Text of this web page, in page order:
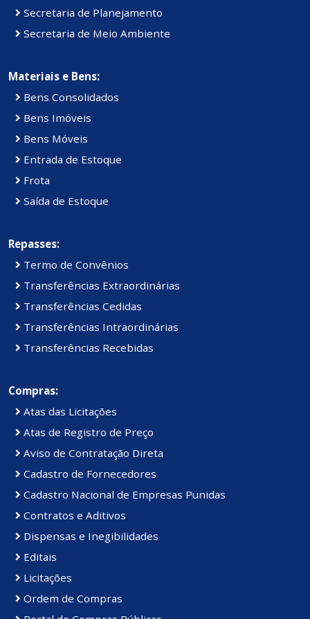
Secretaria de Planejamento
Secretaria de Meio Ambiente
Materiais e Bens:
Bens Consolidados
Bens Imóveis
Bens Móveis
Entrada de Estoque
Frota
Saída de Estoque
Repasses:
Termo de Convênios
Transferências Extraordinárias
Transferências Cedidas
Transferências Intraordinárias
Transferências Recebidas
Compras:
Atas das Licitações
Atas de Registro de Preço
Aviso de Contratação Direta
Cadastro de Fornecedores
Cadastro Nacional de Empresas Punidas
Contratos e Aditivos
Dispensas e Inegibilidades
Editais
Licitações
Ordem de Compras